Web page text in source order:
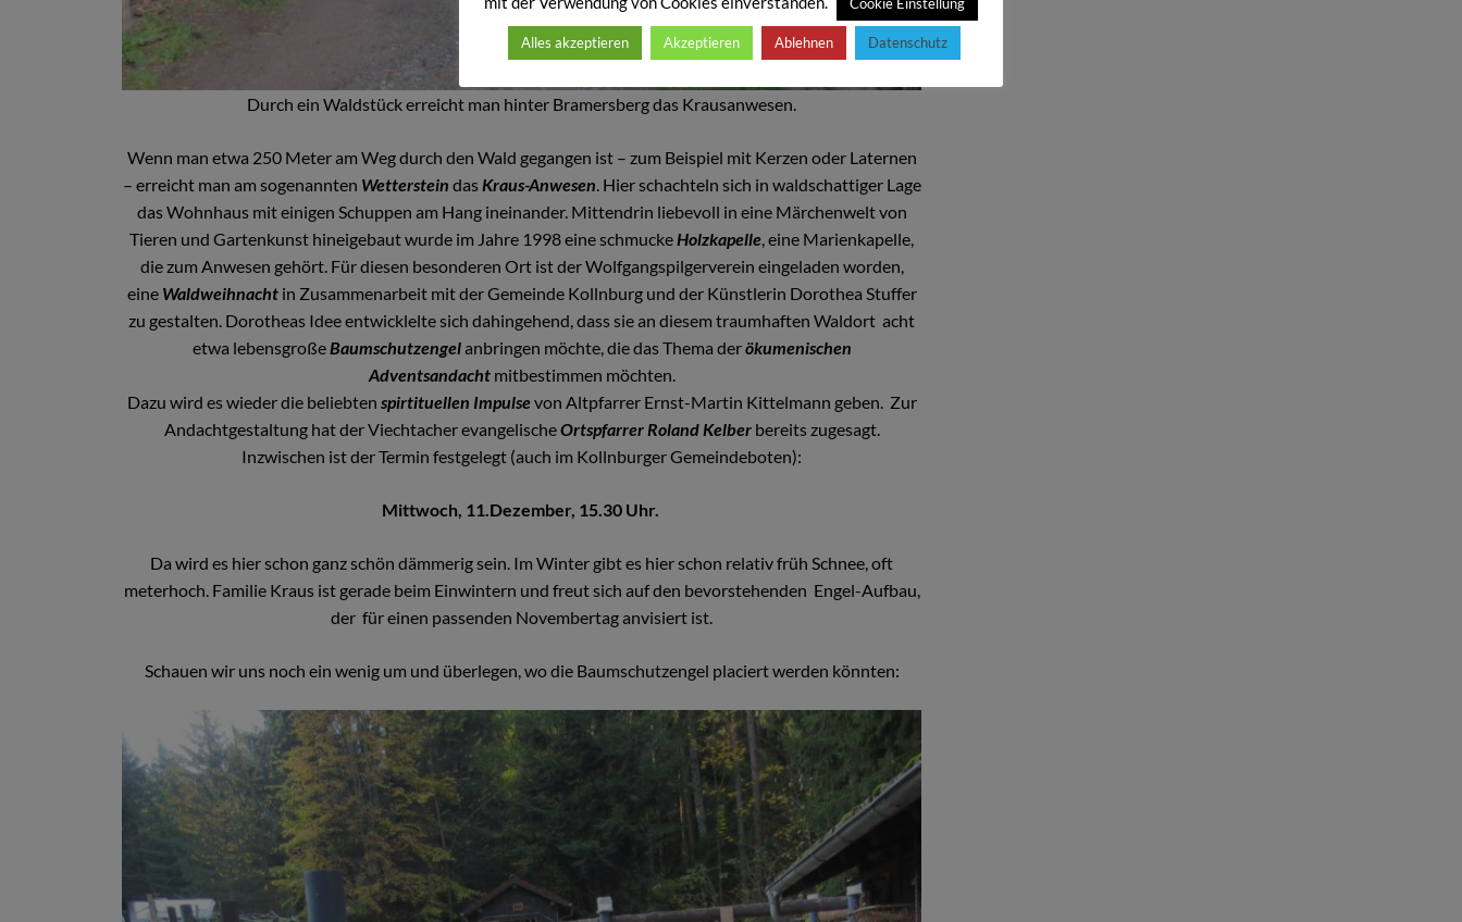
Durch ein Waldstück erreicht man hinter Bramersberg das Krausanwesen.
Wenn man etwa 250 Meter am Weg durch den Wald gegangen ist – zum Beispiel mit Kerzen oder Laternen
– erreicht man am sogenannten Wetterstein dasKraus-Anwesen. Hier schachteln sich in waldschattiger Lage
das Wohnhaus mit einigen Schuppen am Hang ineinander. Mittendrin liebevoll in eine Märchenwelt von
Tieren und Gartenkunst hineigebaut wurde im Jahre 1998 eine schmuckeHolzkapelle, eine Marienkapelle,
die zum Anwesen gehört. Für diesen besonderen Ort ist der Wolfgangspilgerverein eingeladen worden,
eine Waldweihnacht in Zusammenarbeit mit der Gemeinde Kollnburg und der Künstlerin Dorothea Stuffer
zu gestalten. Dorotheas Idee entwicklelte sich dahingehend, dass sie an diesem traumhaften Waldort acht
etwa lebensgroßeBaumschutzengelanbringen möchte, die das Thema derökumenischen
Adventsandachtmitbestimmen möchten.
Dazu wird es wieder die beliebten spirtituellen Impulsevon Altpfarrer Ernst-Martin Kittelmann geben. Zur
Andachtgestaltung hat der Viechtacher evangelischeOrtspfarrer Roland Kelber bereits zugesagt.
Inzwischen ist der Termin festgelegt (auch im Kollnburger Gemeindeboten):
Mittwoch, 11.Dezember, 15.30 Uhr.
Da wird es hier schon ganz schön dämmerig sein. Im Winter gibt es hier schon relativ früh Schnee, oft
meterhoch. Familie Kraus ist gerade beim Einwintern und freut sich auf den bevorstehenden Engel-Aufbau,
der für einen passenden Novembertag anvisiert ist.
Schauen wir uns noch ein wenig um und überlegen, wo die Baumschutzengel placiert werden könnten:
Cookie Einstellung
Alles akzeptieren Akzeptieren Ablehnen Datenschutz